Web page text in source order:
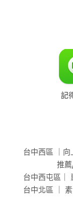
記
台中西區 ｜
推
台中西屯區｜
台中北區 ｜